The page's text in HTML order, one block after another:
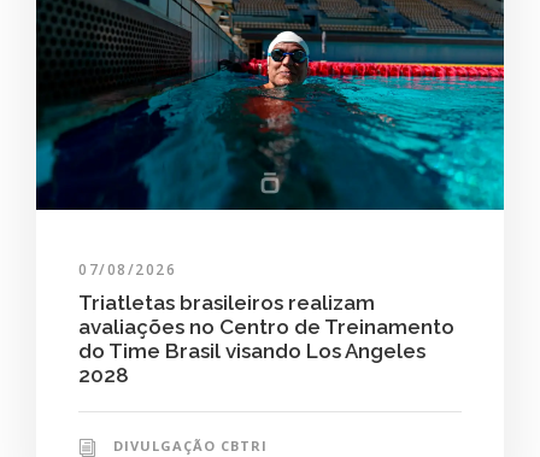
07/08/2026
Triatletas brasileiros realizam
avaliações no Centro de Treinamento
do Time Brasil visando Los Angeles
2028
DIVULGAÇÃO CBTRI